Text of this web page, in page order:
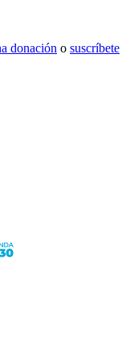
donación o suscríbete